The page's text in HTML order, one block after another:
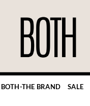
BOTH-THE BRAND SALE